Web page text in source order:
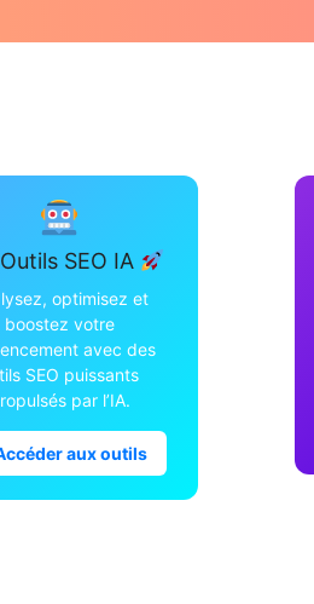
SEO IA
optimisez et
boostez votre
avec des
SEO puissants
par l’IA.
aux outils